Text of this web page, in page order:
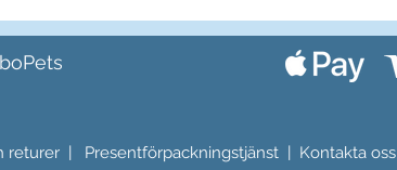
returer | Presentförpackningstjänst | Kontakta oss